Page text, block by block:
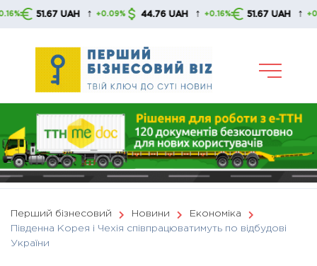
Skip
51.67 UAH ↑ +0.09% 44.76 UAH ↑ +0.16% 51.67 UAH ↑ +0.09%
Перший бізнесовий Новини
Економіка
Південна Корея і Чехія співпрацюватимуть по відбудові
України